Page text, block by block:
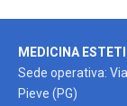
MEDICINA
Sede operativa:
Pieve (PG)